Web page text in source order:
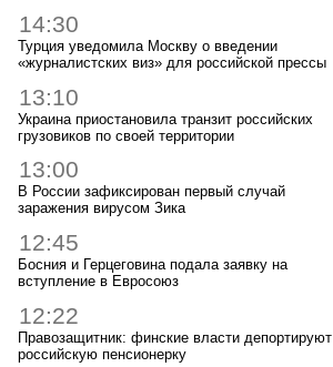
14:30
Турция уведомила Москву о введении
«журналистских виз» для российской прессы
13:10
Украина приостановила транзит российских
грузовиков по своей территории
13:00
В России зафиксирован первый случай
заражения вирусом Зика
12:45
Босния и Герцеговина подала заявку на
вступление в Евросоюз
12:22
Правозащитник: финские власти депортируют
российскую пенсионерку